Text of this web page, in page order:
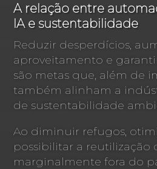
A relação entre
IA e sustentabilidade
Reduzir desperdícios,
aproveitamento e
são metas que, além de
também alinham a
de sustentabilidade
Ao diminuir refugos,
possibilitar a reutilização
marginalmente fora do